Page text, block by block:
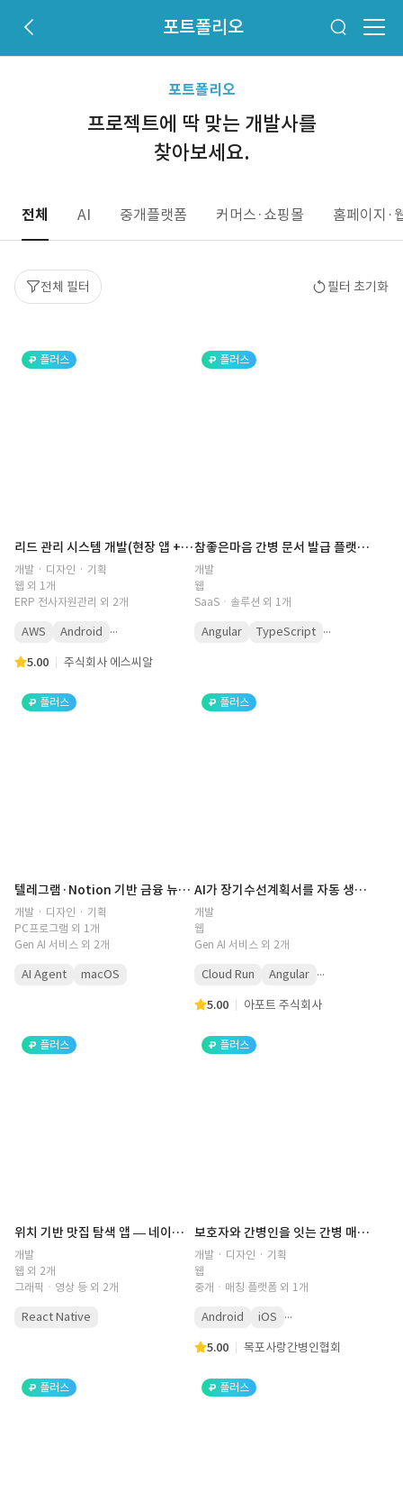
포트폴리오
포트폴리오
프로젝트에 딱 맞는 개발사를
찾아보세요.
전체 AI 중개플랫폼 커머스·쇼핑몰 홈페이지·
전체 필터 필터 초기화
플러스
리드 관리 시스템 개발(현장 앱 + 백오피스)
개발 · 디자인 · 기획
웹 외 1개
ERP 전사자원관리 외 2개
AWS Android ...
5.00 주식회사 에스씨알
플러스
참좋은마음 간병 문서 발급 플랫폼 - 증명서·영수증을 승인 워크플로우와 함께 PDF로 자동 발급하는 풀스택 웹 서비스
개발
웹
SaaSㆍ솔루션 외 1개
Angular TypeScript ...
플러스
텔레그램·Notion 기반 금융 뉴스 AI 자동수집 시스템 구축
개발 · 디자인 · 기획
PC프로그램 외 1개
Gen AI 서비스 외 2개
AI Agent macOS
플러스
AI가 장기수선계획서를 자동 생성하는 아파트 관리 SaaS
개발
웹
Gen AI 서비스 외 2개
Cloud Run Angular ...
5.00 아포트 주식회사
플러스
위치 기반 맛집 탐색 앱 — 네이버 지도·경로 조회·다중 사진편집 모듈
개발
웹 외 2개
그래픽ㆍ영상 등 외 2개
React Native
플러스
보호자와 간병인을 잇는 간병 매칭 플랫폼 개발
개발 · 디자인 · 기획
웹
중개ㆍ매칭 플랫폼 외 1개
Android iOS ...
5.00 목포사랑간병인협회
플러스 플러스